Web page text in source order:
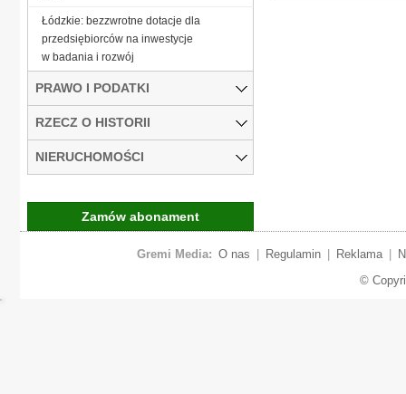
Łódzkie: bezzwrotne dotacje dla
przedsiębiorców na inwestycje
w badania i rozwój
PRAWO I PODATKI
RZECZ O HISTORII
NIERUCHOMOŚCI
Zamów abonament
Gremi Media: O nas Regulamin Reklama
©